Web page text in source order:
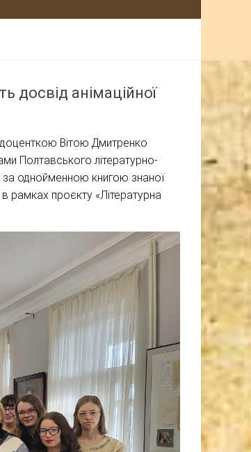
досвід анімаційної
Вітою Дмитренко
Полтавського літературно-
за однойменною книгою знаної
рамках проєкту «Літературна